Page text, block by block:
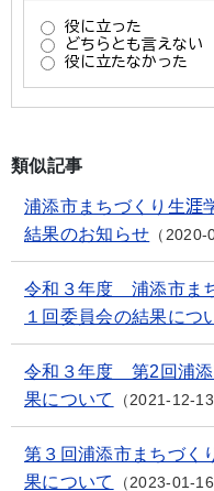
類似記事
浦添市まちづくり生涯
結果のお知らせ
2020-
令和３年度 浦添市ま
１回委員会の結果につ
令和３年度 第2回浦
果について
2021-12-13
第３回浦添市まちづく
果について
2023-01-16